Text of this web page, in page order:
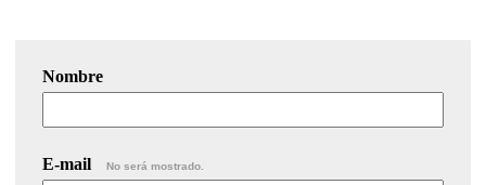
Nombre
E-mail No será mostrado.